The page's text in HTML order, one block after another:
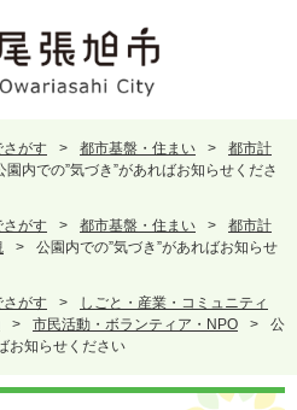
さがす > 都市基盤・住まい >
都市計
園内での”気づき”があればお知らせくださ
さがす > 都市基盤・住まい >
都市計
>
公園内での”気づき”があればお知らせ
さがす >
しごと・産業・コミュニティ
> 市民活動・ボランティア・NPO >
公
お知らせください